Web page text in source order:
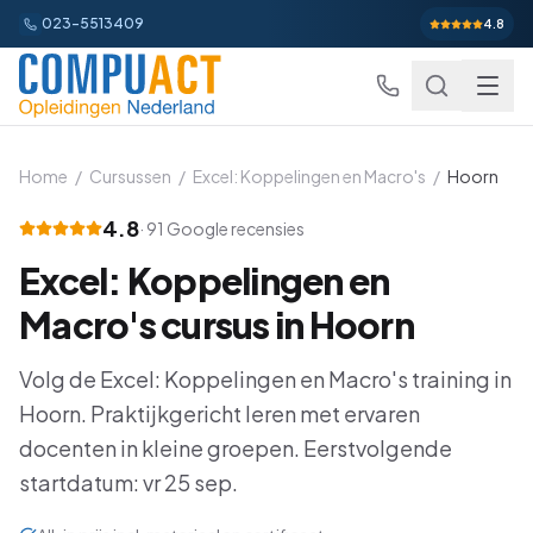
023-5513409 4.8
Excel
Excel Basis
Excel: Functies en Formules
Excel: Draaitabellen en Grafieken Gevorderd
Excel: Analyse en Rapportage
Word
Word Gevorderd
Word: Complexe Documenten Gevorderd
Outlook Alles-in-een
Outlook en Time Management
PowerPoint
PowerPoint Alles-in-een
Power BI
Home / Cursussen / Excel: Koppelingen en Macro's / Hoorn
4.8· 91 Google recensies
Excel: Koppelingen en
Macro'scursus inHoorn
Volg de Excel: Koppelingen en Macro's training in
Hoorn. Praktijkgericht leren met ervaren
docenten in kleine groepen. Eerstvolgende
startdatum: vr 25 sep.